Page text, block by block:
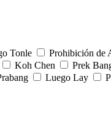
Tonle Prohibición de
Koh Chen Prek
Luego Lay